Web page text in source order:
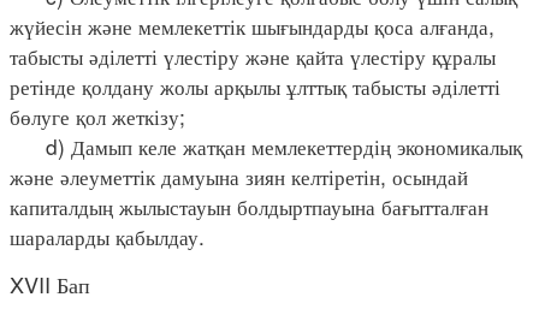
жүйесін және мемлекеттік шығындарды қоса алғанда,
табысты әділетті үлестіру және қайта үлестіру құралы
ретінде қолдану жолы арқылы ұлттық табысты әділетті
бөлуге қол жеткізу;
d) Дамып келе жатқан мемлекеттердің экономикалық
және әлеуметтік дамуына зиян келтіретін, осындай
капиталдың жылыстауын болдыртпауына бағытталған
шараларды қабылдау.
XVII Бап